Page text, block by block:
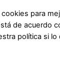
para
de acuerdo
política si lo